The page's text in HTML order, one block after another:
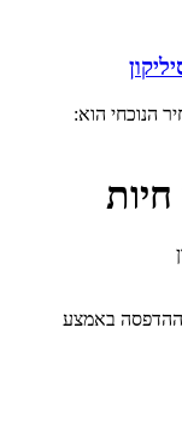
הנוכחי הוא: